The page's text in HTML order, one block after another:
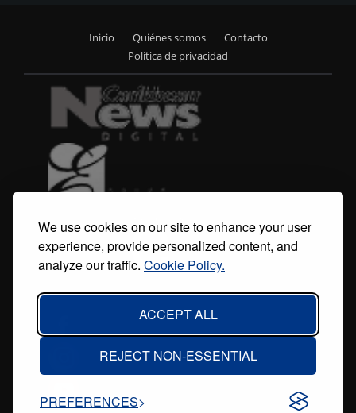
We use cookies on our site to enhance your user
experience, provide personalized content, and
analyze our traffic. Cookie Policy.
ACCEPT ALL
REJECT NON-ESSENTIAL
PREFERENCES
menu
Inicio Quiénes somos
Contacto
Política de privacidad